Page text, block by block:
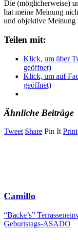
Die (möglicherweise)
hat meine Meinung
und objektive Meinung
Teilen mit:
Klick, um über
geöffnet)
Klick, um auf
geöffnet)
Ähnliche Beiträge
Tweet Share Pin It Print
Camillo
“Backe’s”
Geburtstags-ASADO